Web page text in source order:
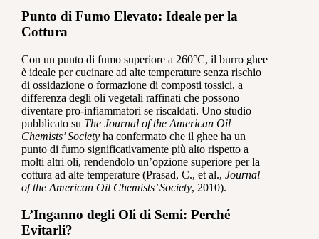
Punto di Fumo Elevato: Ideale per la
Cottura
Con un punto di fumo superiore a 260°C, il burro ghee
è ideale per cucinare ad alte temperature senza rischio
di ossidazione o formazione di composti tossici, a
differenza degli oli vegetali raffinati che possono
diventare pro-infiammatori se riscaldati. Uno studio
pubblicato su The Journal of the American Oil
Chemists’ Society ha confermato che il ghee ha un
punto di fumo significativamente più alto rispetto a
molti altri oli, rendendolo un’opzione superiore per la
cottura ad alte temperature (Prasad, C., et al., Journal
of the American Oil Chemists’ Society, 2010).
L’Inganno degli Oli di Semi: Perché
Evitarli?